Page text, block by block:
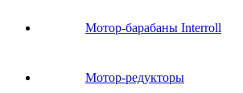
Мотор-барабаны Interroll
Мотор-редукторы